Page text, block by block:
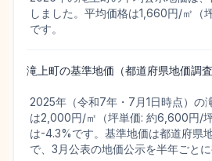
しました。平均価格は1,660円/㎡（
です。
滝上町の基準地価（都道府県地価調
2025年（令和7年・7月1日時点）の
は2,000円/㎡（坪単価: 約6,600円/
は-4.3%です。基準地価は都道府県
で、3月公表の地価公示を半年ごとに